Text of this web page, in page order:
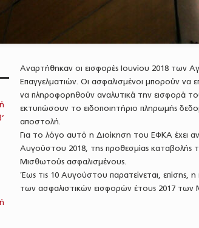
Αναρτήθηκαν οι εισφορές Ιουνίου 2018 των
Επαγγελματιών. Οι ασφαλισμένοι μπορούν να
να πληροφορηθούν αναλυτικά την εισφορά
εκτυπώσουν το ειδοποιητήριο πληρωμής
αποστολή.
Για το λόγο αυτό η Διοίκηση του ΕΦΚΑ έχει
Αυγούστου 2018, της προθεσμίας καταβολής
Μισθωτούς ασφαλισμένους.
Έως τις 10 Αυγούστου παρατείνεται, επίσης,
των ασφαλιστικών εισφορών έτους 2017